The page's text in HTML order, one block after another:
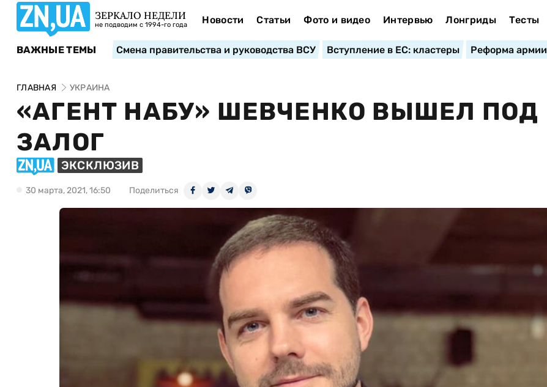
ЗЕРКАЛО НЕДЕЛИ
не подводим с 1994-го года Новости Статьи Фото и видео Интервью Лонгриды Тесты
ВАЖНЫЕ ТЕМЫ Смена правительства и руководства ВСУ Вступление в ЕС: кластеры Реформа армии
ГЛАВНАЯ УКРАИНА
«АГЕНТ НАБУ» ШЕВЧЕНКО ВЫШЕЛ ПОД
ЗАЛОГ
ЭКСКЛЮЗИВ
30 марта, 2021, 16:50 Поделиться